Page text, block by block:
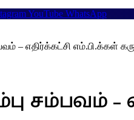
YouTube WhatsApp
– எதிர்க்கட்சி எம்.பி.க்கள்
சம்பவம் –